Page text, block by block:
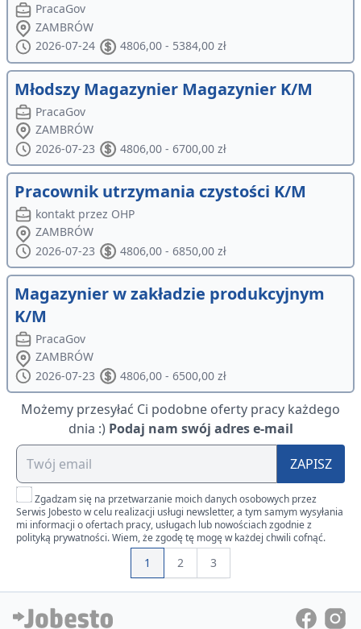
PracaGov
ZAMBRÓW
2026-07-24
4806,00 - 5384,00 zł
Młodszy Magazynier Magazynier K/M
PracaGov
ZAMBRÓW
2026-07-23
4806,00 - 6700,00 zł
Pracownik utrzymania czystości K/M
kontakt przez OHP
ZAMBRÓW
2026-07-23
4806,00 - 6850,00 zł
Magazynier w zakładzie produkcyjnym
K/M
PracaGov
ZAMBRÓW
2026-07-23
4806,00 - 6500,00 zł
Możemy przesyłać Ci podobne oferty pracy każdego
dnia :) Podaj nam swój adres e-mail
ZAPISZ
Zgadzam się na przetwarzanie moich danych osobowych przez
Serwis Jobesto w celu realizacji usługi newsletter, a tym samym wysyłania
mi informacji o ofertach pracy, usługach lub nowościach zgodnie z
polityką prywatności. Wiem, że zgodę tę mogę w każdej chwili cofnąć.
1 2 3